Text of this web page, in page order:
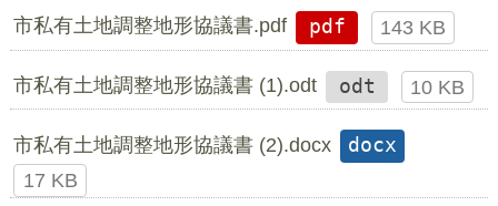
市私有土地調整地形協議書.pdf pdf 143 KB
市私有土地調整地形協議書 (1).odt odt 10 KB
市私有土地調整地形協議書 (2).docx
docx
17 KB